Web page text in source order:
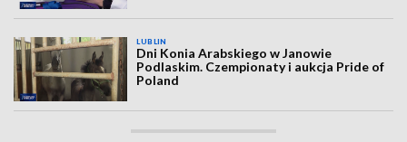
LUBLIN
Dni Konia Arabskiego w Janowie
Podlaskim. Czempionaty i aukcja Pride of
Poland